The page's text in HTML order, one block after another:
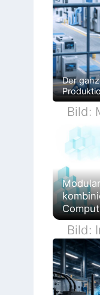
Der
Bild:
Bild: